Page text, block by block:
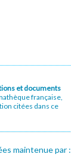
et documents
française,
citées dans ce
maintenue par :